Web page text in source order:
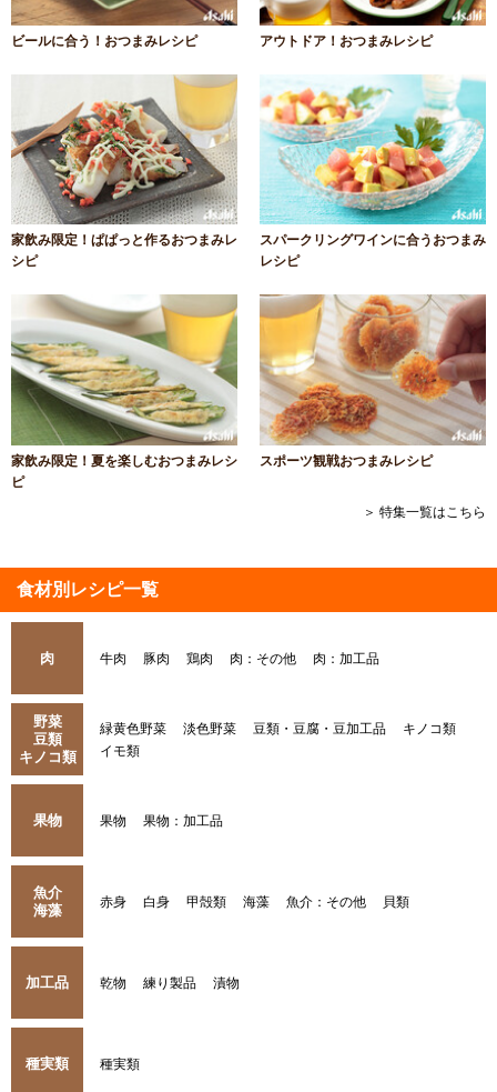
ビールに合う！おつまみレシピ アウトドア！おつまみレシピ
家飲み限定！ぱぱっと作るおつまみレ
シピ
スパークリングワインに合うおつまみ
レシピ
家飲み限定！夏を楽しむおつまみレシ
ピ
スポーツ観戦おつまみレシピ
＞ 特集一覧はこちら
食材別レシピ一覧
肉 牛肉 豚肉 鶏肉 肉：その他 肉：加工品
野菜
豆類
キノコ類
緑黄色野菜 淡色野菜 豆類・豆腐・豆加工品
キノコ類
イモ類
果物 果物 果物：加工品
魚介
海藻
赤身 白身 甲殻類 海藻 魚介：その他 貝類
加工品 乾物 練り製品 漬物
種実類 種実類